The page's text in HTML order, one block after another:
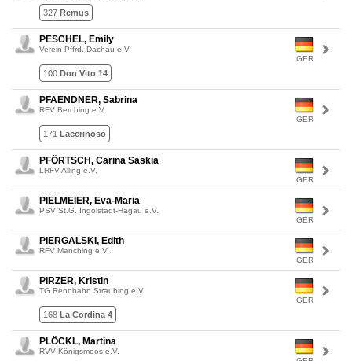
327 Remus
GER
PESCHEL, Emily
Verein Pffrd. Dachau e.V.
100 Don Vito 14
GER
PFAENDNER, Sabrina
RFV Berching e.V.
171 Laccrinoso
GER
PFÖRTSCH, Carina Saskia
LRFV Alling e.V.
GER
PIELMEIER, Eva-Maria
PSV St.G. Ingolstadt-Hagau e.V.
GER
PIERGALSKI, Edith
RFV Manching e.V.
GER
PIRZER, Kristin
TG Rennbahn Straubing e.V.
168 La Cordina 4
PLÖCKL, Martina
RVV Königsmoos e.V.